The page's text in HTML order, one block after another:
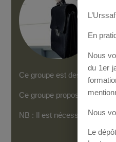
Ce groupe est destiné aux
Ce groupe propose un
NB : Il est nécessaire d’être
En
Nous
du 1er
Nous
Le